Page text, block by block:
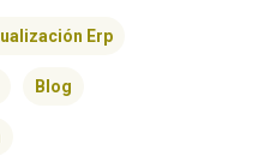
Erp
Blog